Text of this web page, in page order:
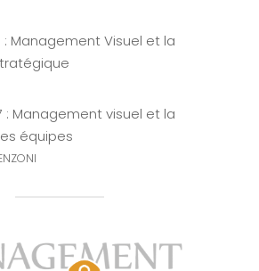
: Management Visuel et la
: Management visuel et la
équipes